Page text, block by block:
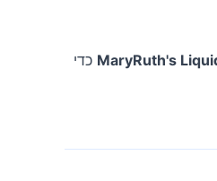
MaryRuth's כדי